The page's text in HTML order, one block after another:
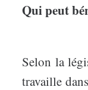
Qui peut
Selon la
travaille